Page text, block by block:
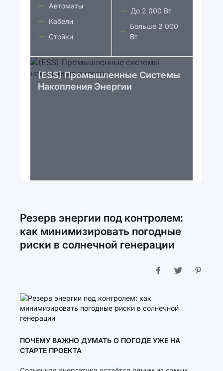
Автоматы
Кабели
Стойки
До 2 000 Вт
Больше 2 000
Вт
(ESS) Промышленные Системы
Накопления Энергии
Резерв энергии под контролем:
как минимизировать погодные
риски в солнечной генерации
ПОЧЕМУ ВАЖНО ДУМАТЬ О ПОГОДЕ УЖЕ НА
СТАРТЕ ПРОЕКТА